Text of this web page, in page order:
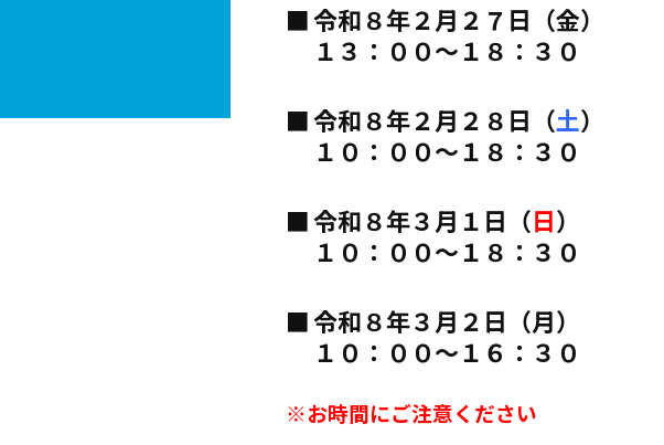
令和８年２月２７
１３：００～１８：３０
令和８年２月２８日（土
１０：００～１８：３０
令和８年３月１日（日
１０：００～１８：３０
令和８年３月２日
１０：００～１６：３０
※お時間にご注意ください